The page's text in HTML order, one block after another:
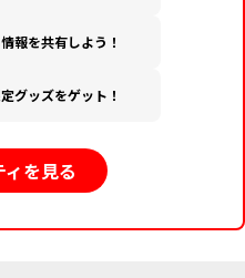
報を共有しよう！
グッズをゲット！
を見る